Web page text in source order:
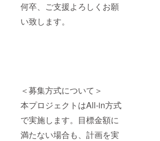
何卒、ご支援よろしくお願
い致します。
＜募集方式について＞
本プロジェクトはAll-in方式
で実施します。目標金額に
満たない場合も、計画を実